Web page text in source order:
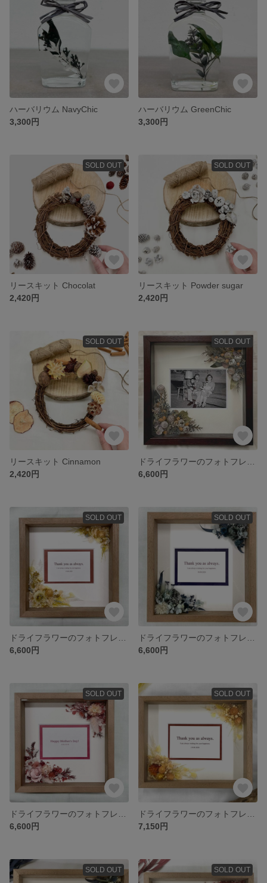
ハーバリウム NavyChic
3,300円
ハーバリウム GreenChic
3,300円
SOLD OUT
リースキット Chocolat
2,420円
SOLD OUT
リースキット Powder sugar
2,420円
SOLD OUT
リースキット Cinnamon
2,420円
SOLD OUT
6,600円
SOLD OUT
6,600円
SOLD OUT
6,600円
SOLD OUT
6,600円
SOLD OUT
7,150円
SOLD OUT SOLD OUT